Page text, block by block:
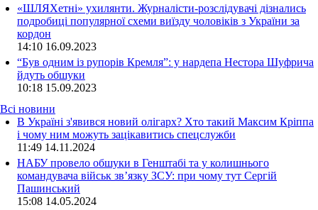
«ШЛЯХетні» ухилянти. Журналісти-розслідувачі дізнались
подробиці популярної схеми виїзду чоловіків з України за
кордон
14:10 16.09.2023
“Був одним із рупорів Кремля”: у нардепа Нестора Шуфрича
йдуть обшуки
10:18 15.09.2023
Всі новини
В Україні з'явився новий олігарх? Хто такий Максим Кріппа
і чому ним можуть зацікавитись спецслужби
11:49 14.11.2024
НАБУ провело обшуки в Генштабі та у колишнього
командувача військ зв’язку ЗСУ: при чому тут Сергій
Пашинський
15:08 14.05.2024